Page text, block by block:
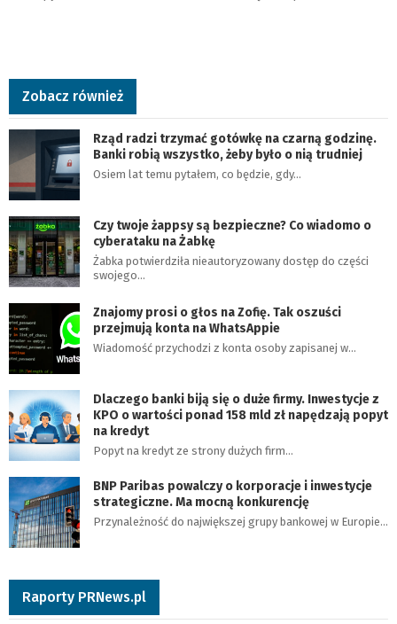
Zobacz również
Rząd radzi trzymać gotówkę na czarną godzinę.
Banki robią wszystko, żeby było o nią trudniej
Osiem lat temu pytałem, co będzie, gdy…
Czy twoje żappsy są bezpieczne? Co wiadomo o
cyberataku na Żabkę
Żabka potwierdziła nieautoryzowany dostęp do części
swojego…
Znajomy prosi o głos na Zofię. Tak oszuści
przejmują konta na WhatsAppie
Wiadomość przychodzi z konta osoby zapisanej w…
Dlaczego banki biją się o duże firmy. Inwestycje z
KPO o wartości ponad 158 mld zł napędzają popyt
na kredyt
Popyt na kredyt ze strony dużych firm…
BNP Paribas powalczy o korporacje i inwestycje
strategiczne. Ma mocną konkurencję
Przynależność do największej grupy bankowej w Europie…
Raporty PRNews.pl